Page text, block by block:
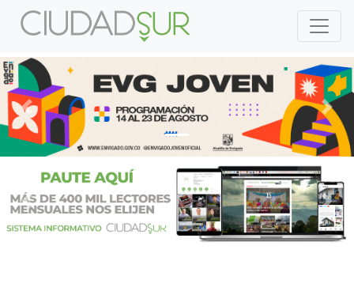
Previous
Previous